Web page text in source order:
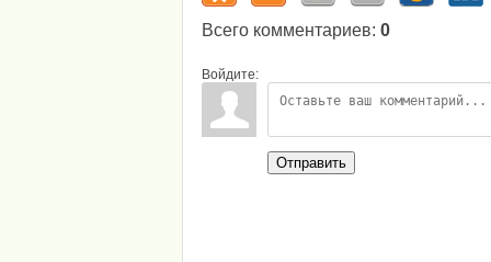
Всего комментариев: 0
Войдите:
Отправить